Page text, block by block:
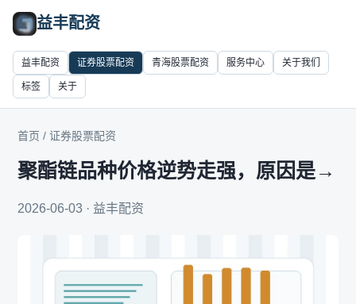
益丰配资
益丰配资 证券股票配资 青海股票配资 服务中心 关于我们
标签 关于
首页 / 证券股票配资
聚酯链品种价格逆势走强，原因是→
2026-06-03 · 益丰配资